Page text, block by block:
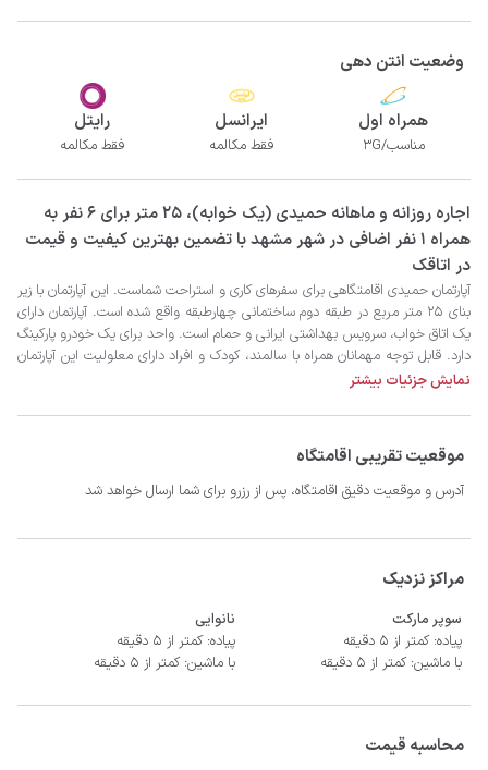
وضعیت انتن دهی
همراه اول
مناسب/3G
ایرانسل
فقط مکالمه
رایتل
فقط مکالمه
‫‫اجاره روزانه و ماهانه حمیدی (یک خوابه)، 25 متر برای 6 نفر به
همراه 1 نفر اضافی در شهر مشهد با تضمین بهترین کیفیت و قیمت
در اتاقک
نمایش جزئیات بیشتر
موقعیت تقریبی اقامتگاه
آدرس و موقعیت دقیق اقامتگاه، پس از رزرو برای شما ارسال خواهد شد
مراکز نزدیک
سوپر مارکت
پیاده: کمتر از 5 دقیقه
با ماشین: کمتر از 5 دقیقه
نانوایی
پیاده: کمتر از 5 دقیقه
با ماشین: کمتر از 5 دقیقه
محاسبه قیمت